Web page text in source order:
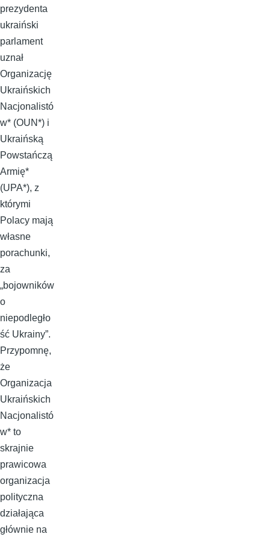
prezydenta
ukraiński
parlament
uznał
Organizację
Ukraińskich
Nacjonalistó
w* (OUN*) i
Ukraińską
Powstańczą
Armię*
(UPA*), z
którymi
Polacy mają
własne
porachunki,
za
„bojowników
o
niepodległo
ść Ukrainy”.
Przypomnę,
że
Organizacja
Ukraińskich
Nacjonalistó
w* to
skrajnie
prawicowa
organizacja
polityczna
działająca
głównie na